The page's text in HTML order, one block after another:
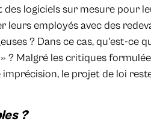
logiciels sur mesure pour
employés avec des
? Dans ce cas, qu'est-ce
? Malgré les critiques
le projet de loi
?